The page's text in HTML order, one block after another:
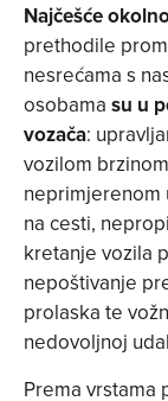
Najčešće
prethodile
nesrećama s
osobama su u
vozača:
vozilom brzinom
neprimjerenom
na cesti,
kretanje vozila
nepoštivanje
prolaska te
nedovoljnoj
Prema vrstama